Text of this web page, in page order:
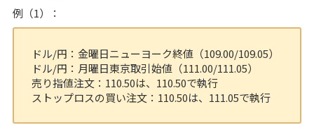
例（1）：
ドル/円：金曜日ニューヨーク終値（109.00/109.05）
ドル/円：月曜日東京取引始値（111.00/111.05）
売り指値注文：110.50は、110.50で執行
ストップロスの買い注文：110.50は、111.05で執行